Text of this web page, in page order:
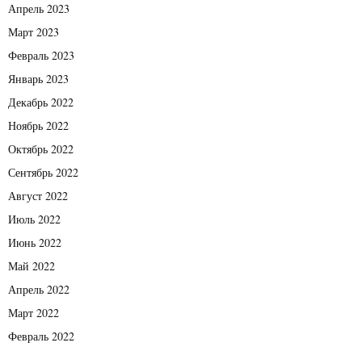
Апрель 2023
Март 2023
Февраль 2023
Январь 2023
Декабрь 2022
Ноябрь 2022
Октябрь 2022
Сентябрь 2022
Август 2022
Июль 2022
Июнь 2022
Май 2022
Апрель 2022
Март 2022
Февраль 2022